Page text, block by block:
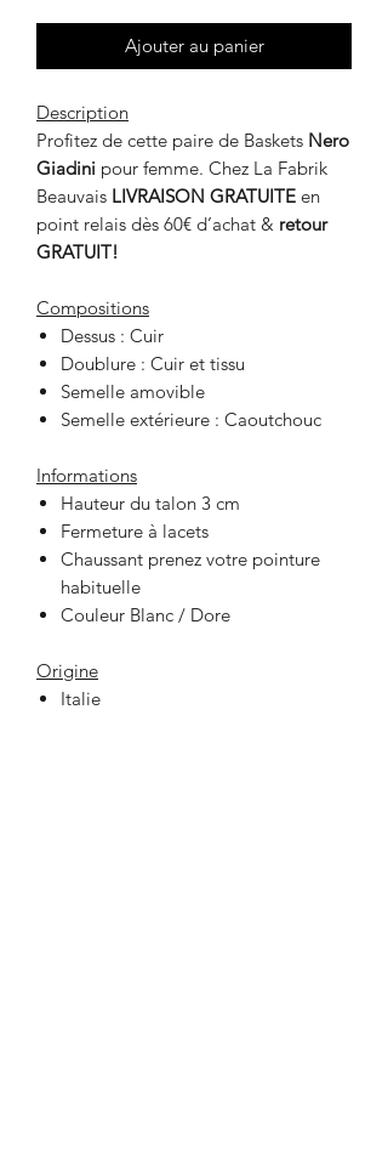
Ajouter au panier
Description
Profitez de cette paire de Baskets Nero
Giadini pour femme. Chez La Fabrik
Beauvais LIVRAISON GRATUITE en
point relais dès 60€ d’achat & retour
GRATUIT!
Compositions
Dessus : Cuir
Doublure : Cuir et tissu
Semelle amovible
Semelle extérieure : Caoutchouc
Informations
Hauteur du talon 3 cm
Fermeture à lacets
Chaussant prenez votre pointure
habituelle
Couleur Blanc / Dore
Origine
Italie